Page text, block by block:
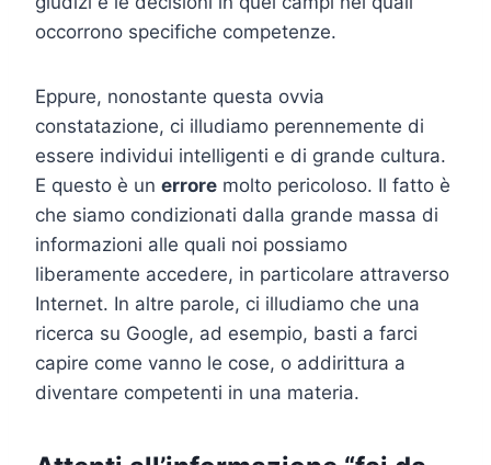
occorrono specifiche competenze.
Eppure, nonostante questa ovvia
constatazione, ci illudiamo perennemente di
essere individui intelligenti e di grande cultura.
E questo è un errore molto pericoloso. Il fatto è
che siamo condizionati dalla grande massa di
informazioni alle quali noi possiamo
liberamente accedere, in particolare attraverso
Internet. In altre parole, ci illudiamo che una
ricerca su Google, ad esempio, basti a farci
capire come vanno le cose, o addirittura a
diventare competenti in una materia.